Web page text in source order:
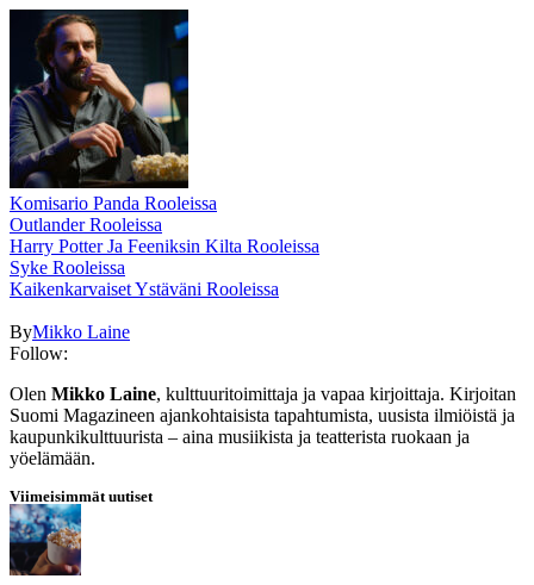
Komisario Panda Rooleissa
Outlander Rooleissa
Harry Potter Ja Feeniksin Kilta Rooleissa
Syke Rooleissa
Kaikenkarvaiset Ystäväni Rooleissa
ByMikko Laine
Follow:
Olen Mikko Laine, kulttuuritoimittaja ja vapaa kirjoittaja. Kirjoitan
Suomi Magazineen ajankohtaisista tapahtumista, uusista ilmiöistä ja
kaupunkikulttuurista – aina musiikista ja teatterista ruokaan ja
yöelämään.
Viimeisimmät uutiset